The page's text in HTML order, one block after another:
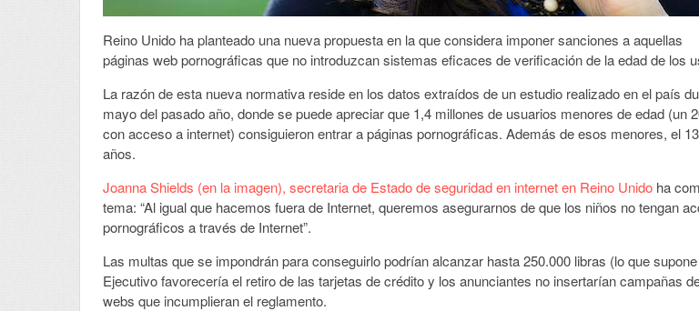
Reino Unido ha planteado una nueva propuesta en la que considera imponer sanciones a aquellas
páginas web pornográficas que no introduzcan sistemas eficaces de verificación de la edad de los
La razón de esta nueva normativa reside en los datos extraídos de un estudio realizado en el país
mayo del pasado año, donde se puede apreciar que 1,4 millones de usuarios menores de edad (un
con acceso a internet) consiguieron entrar a páginas pornográficas. Además de esos menores, el
años.
Joanna Shields (en la imagen), secretaria de Estado de seguridad en internet en Reino Unido ha
tema: “Al igual que hacemos fuera de Internet, queremos asegurarnos de que los niños no tengan
pornográficos a través de Internet”.
Las multas que se impondrán para conseguirlo podrían alcanzar hasta 250.000 libras (lo que
Ejecutivo favorecería el retiro de las tarjetas de crédito y los anunciantes no insertarían campañas
webs que incumplieran el reglamento.